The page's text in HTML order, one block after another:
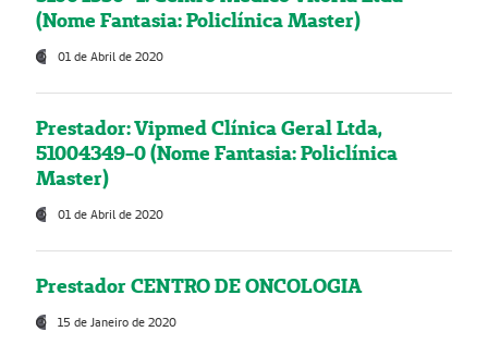
(Nome Fantasia: Policlínica Master)
01 de Abril de 2020
Prestador: Vipmed Clínica Geral Ltda,
51004349-0 (Nome Fantasia: Policlínica
Master)
01 de Abril de 2020
Prestador CENTRO DE ONCOLOGIA
15 de Janeiro de 2020